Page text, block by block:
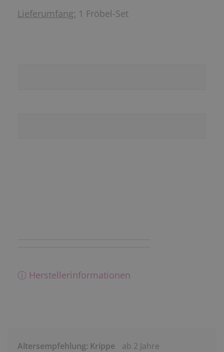
Lieferumfang: 1 Fröbel-Set
ⓘ Herstellerinformationen
Altersempfehlung: Krippe ab 2 Jahre